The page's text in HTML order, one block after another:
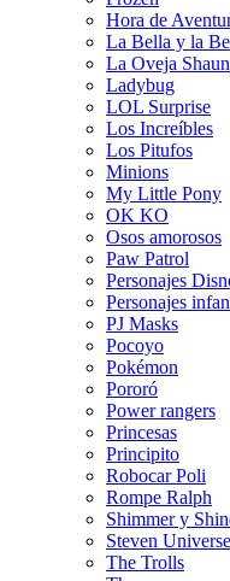
Hora de
La Bella y la
La Oveja Shaun
Ladybug
LOL Surprise
Los Increíbles
Los Pitufos
Minions
My Little Pony
OK KO
Osos amorosos
Paw Patrol
Personajes
Personajes
PJ Masks
Pocoyo
Pokémon
Pororó
Power rangers
Princesas
Principito
Robocar Poli
Rompe Ralph
Shimmer y
Steven Universe
The Trolls